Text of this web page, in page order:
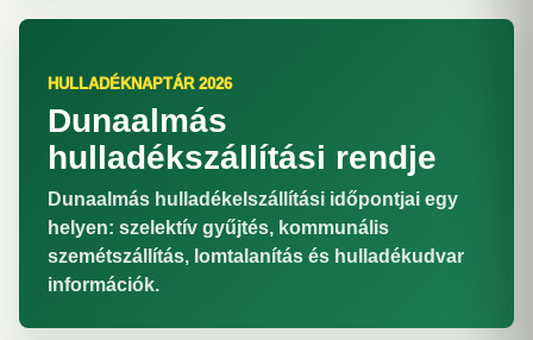
HULLADÉKNAPTÁR 2026
Dunaalmás
hulladékszállítási rendje
Dunaalmás hulladékelszállítási időpontjai egy
helyen: szelektív gyűjtés, kommunális
szemétszállítás, lomtalanítás és hulladékudvar
információk.